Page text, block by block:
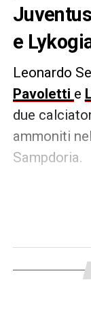
e
Leonardo
Pavoletti e
due
ammoniti
Sampdoria.
Cagliari
colonne